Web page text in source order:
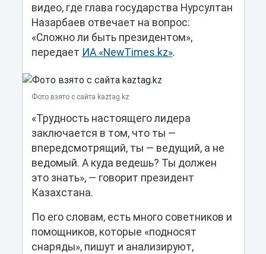
видео, где глава государства Нурсултан
Назарбаев отвечает на вопрос:
«Сложно ли быть президентом»,
передает ИА «NewTimes.kz».
Фото взято с сайта kaztag.kz
«Трудность настоящего лидера
заключается в том, что ты —
впередсмотрящий, ты — ведущий, а не
ведомый. А куда ведешь? Ты должен
это знать», — говорит президент
Казахстана.
По его словам, есть много советников и
помощников, которые «подносят
снаряды», пишут и анализируют,